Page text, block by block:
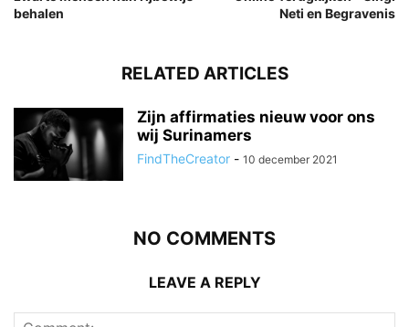
behalen
Neti en Begravenis
RELATED ARTICLES
Zijn affirmaties nieuw voor ons
wij Surinamers
FindTheCreator - 10 december 2021
NO COMMENTS
LEAVE A REPLY